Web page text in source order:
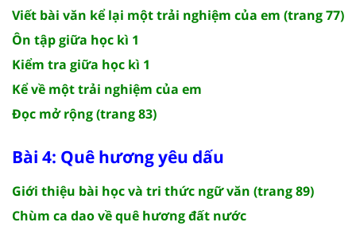
Viết bài văn kể lại một trải nghiệm của em (trang 77)
Ôn tập giữa học kì 1
Kiểm tra giữa học kì 1
Kể về một trải nghiệm của em
Đọc mở rộng (trang 83)
Bài 4: Quê hương yêu dấu
Giới thiệu bài học và tri thức ngữ văn (trang 89)
Chùm ca dao về quê hương đất nước